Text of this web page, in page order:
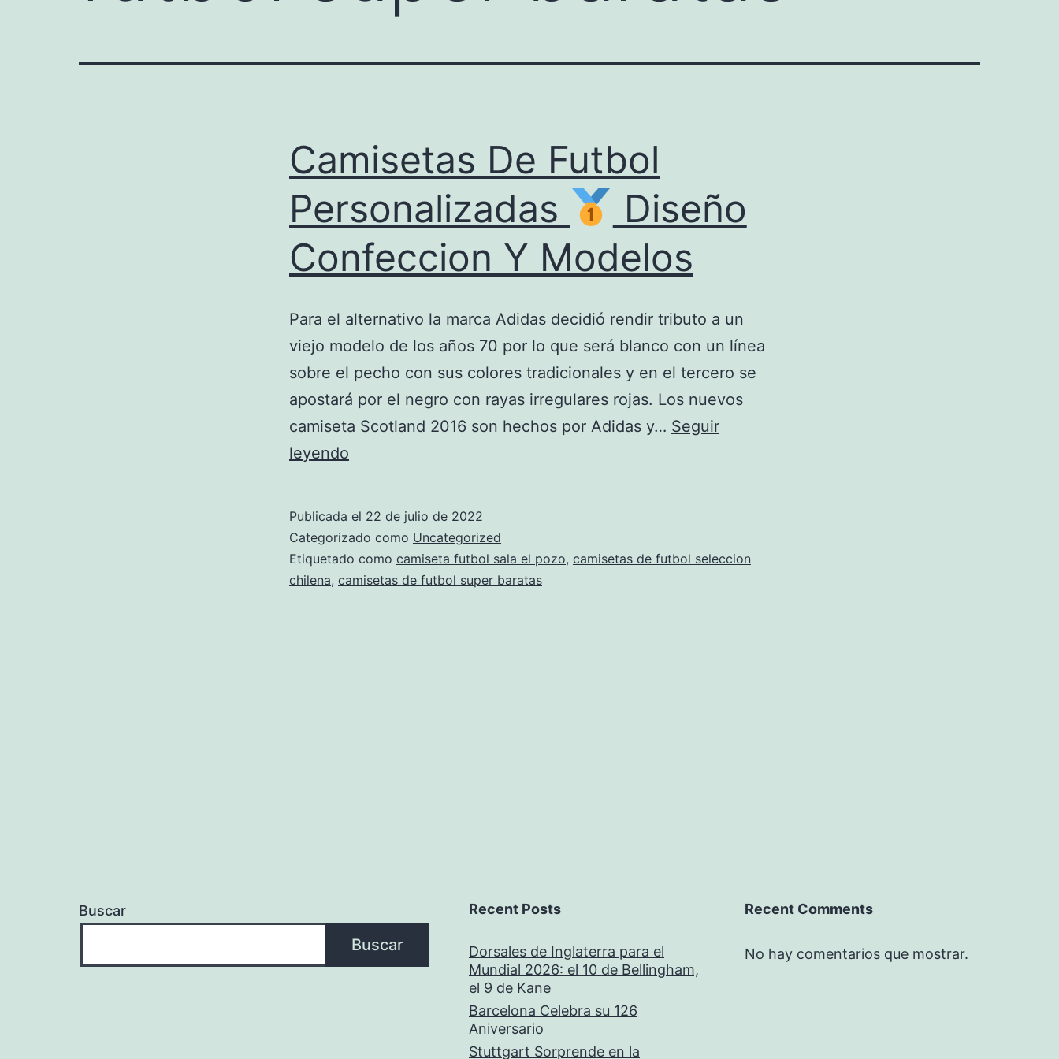
Camisetas De Futbol
Personalizadas
Diseño
Confeccion Y Modelos
Para el alternativo la marca Adidas decidió rendir tributo a un
viejo modelo de los años 70 por lo que será blanco con un línea
sobre el pecho con sus colores tradicionales y en el tercero se
apostará por el negro con rayas irregulares rojas. Los nuevos
camiseta Scotland 2016 son hechos por Adidas y… Seguir
leyendo
Personalizadas
Diseño
Publicada el 22 de julio de 2022
Categorizado como Uncategorized
Etiquetado como camiseta futbol sala el pozo, camisetas de futbol seleccion
chilena, camisetas de futbol super baratas
Buscar
Buscar
Recent Posts
Dorsales de Inglaterra para el
Mundial 2026: el 10 de Bellingham,
el 9 de Kane
Barcelona Celebra su 126
Aniversario
Stuttgart Sorprende en la
Recent Comments
No hay comentarios que mostrar.